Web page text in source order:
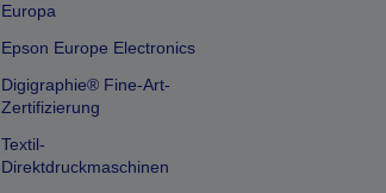
Europa
Epson Europe Electronics
Digigraphie® Fine-Art-
Zertifizierung
Textil-
Direktdruckmaschinen